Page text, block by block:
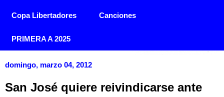
Copa Libertadores Canciones
PRIMERA A 2025
domingo, marzo 04, 2012
San José quiere reivindicarse ante